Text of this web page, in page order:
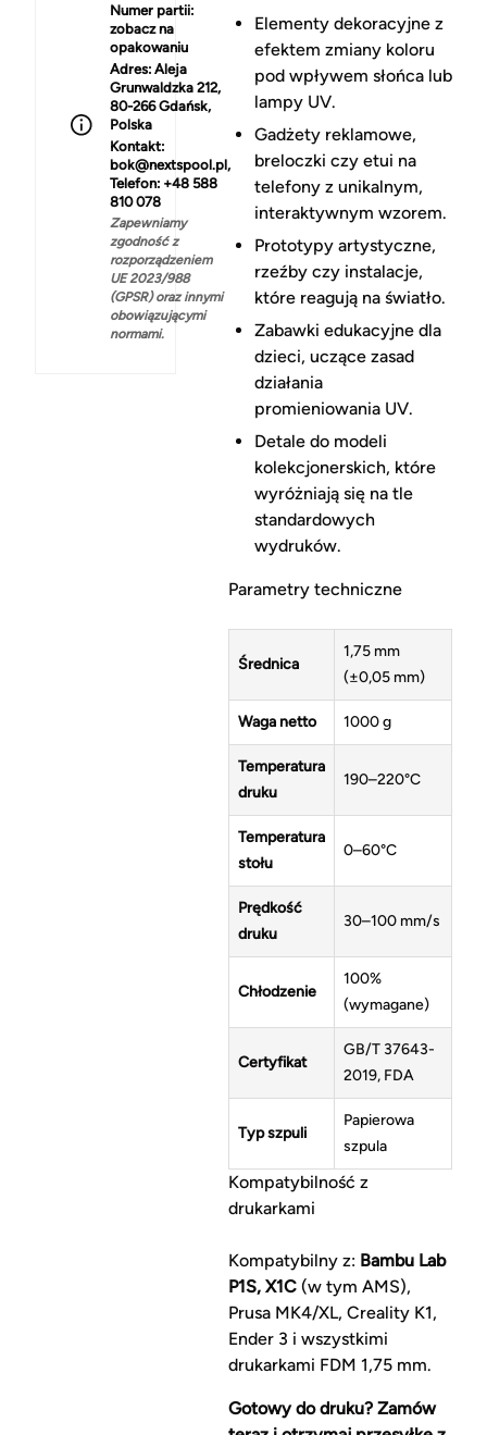
Numer partii:
zobacz na
opakowaniu
Adres: Aleja
Grunwaldzka 212,
80-266 Gdańsk,
Polska
Kontakt:
bok@nextspool.pl,
Telefon: +48 588
810 078
Zapewniamy
zgodność z
rozporządzeniem
UE 2023/988
(GPSR) oraz innymi
obowiązującymi
normami.
Elementy dekoracyjne z
efektem zmiany koloru
pod wpływem słońca lub
lampy UV.
Gadżety reklamowe,
breloczki czy etui na
telefony z unikalnym,
interaktywnym wzorem.
Prototypy artystyczne,
rzeźby czy instalacje,
które reagują na światło.
Zabawki edukacyjne dla
dzieci, uczące zasad
działania
promieniowania UV.
Detale do modeli
kolekcjonerskich, które
wyróżniają się na tle
standardowych
wydruków.
Parametry techniczne
Średnica
1,75 mm
(±0,05 mm)
Waga netto 1000 g
Temperatura
druku
190–220°C
Temperatura
stołu
0–60°C
Prędkość
druku
30–100 mm/s
Chłodzenie
100%
(wymagane)
Certyfikat
GB/T 37643-
2019, FDA
Typ szpuli
Papierowa
szpula
Kompatybilność z
drukarkami
Kompatybilny z: Bambu Lab
P1S, X1C(w tym AMS),
Prusa MK4/XL, Creality K1,
Ender 3 i wszystkimi
drukarkami FDM 1,75 mm.
Gotowy do druku? Zamów